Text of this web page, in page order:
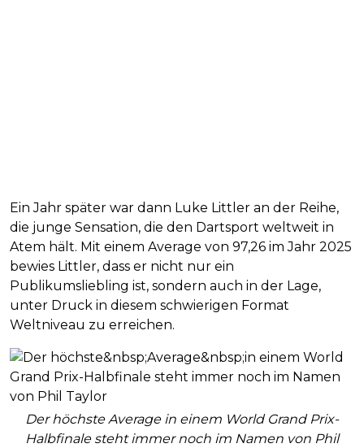
Ein Jahr später war dann Luke Littler an der Reihe,
die junge Sensation, die den Dartsport weltweit in
Atem hält. Mit einem Average von 97,26 im Jahr 2025
bewies Littler, dass er nicht nur ein
Publikumsliebling ist, sondern auch in der Lage,
unter Druck in diesem schwierigen Format
Weltniveau zu erreichen.
Der höchste Average in einem World Grand Prix-
Halbfinale steht immer noch im Namen von Phil